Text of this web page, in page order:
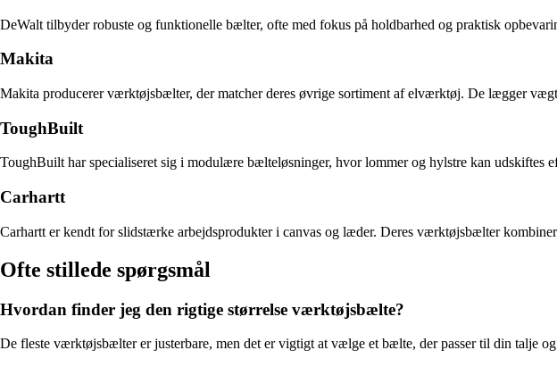
DeWalt tilbyder robuste og funktionelle bælter, ofte med fokus på holdbarhed og praktisk
Makita
Makita producerer værktøjsbælter, der matcher deres øvrige sortiment af elværktøj. De lægger
ToughBuilt
ToughBuilt har specialiseret sig i modulære bælteløsninger, hvor lommer og hylstre kan udskiftes
Carhartt
Carhartt er kendt for slidstærke arbejdsprodukter i canvas og læder. Deres værktøjsbælter
Ofte stillede spørgsmål
Hvordan finder jeg den rigtige størrelse værktøjsbælte?
De fleste værktøjsbælter er justerbare, men det er vigtigt at vælge et bælte, der passer til din talje